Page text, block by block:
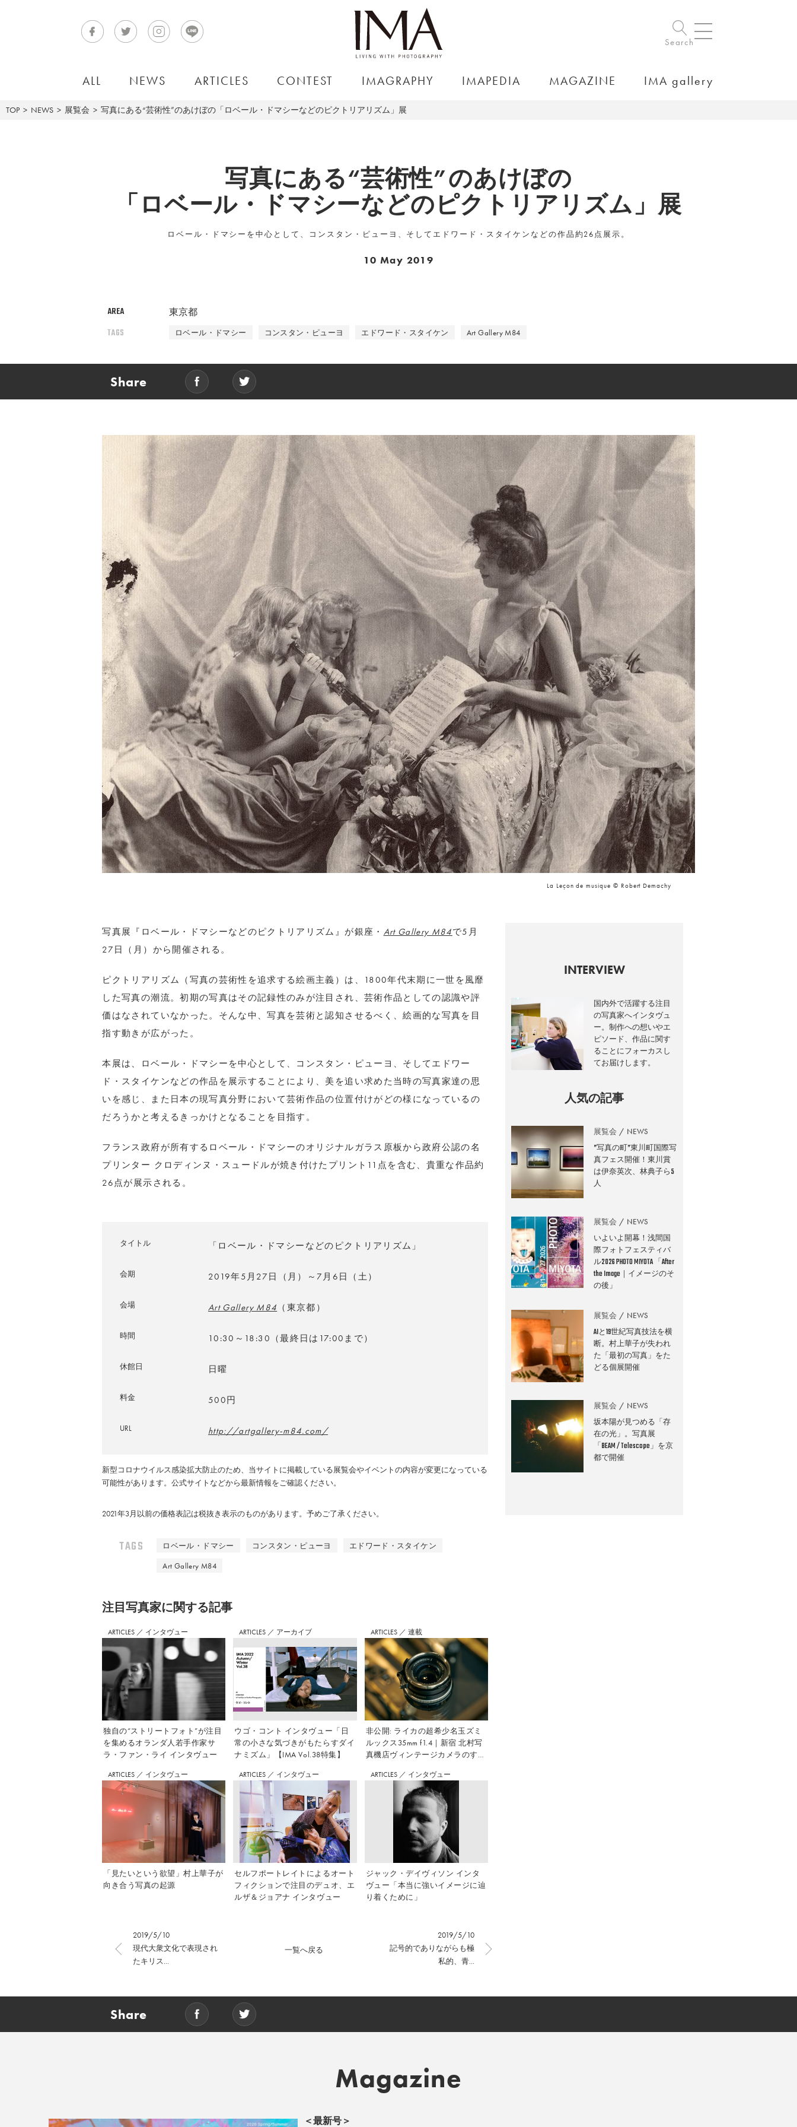
Search
ALL NEWS ARTICLES CONTEST IMAGRAPHY IMAPEDIA MAGAZINE IMA gallery
TOP NEWS 展覧会 写真にある“芸術性”のあけぼの「ロベール・ドマシーなどのピクトリアリズム」展
写真にある“芸術性”のあけぼの
「ロベール・ドマシーなどのピクトリアリズム」展
ロベール・ドマシーを中心として、コンスタン・ピューヨ、そしてエドワード・スタイケンなどの作品約26点展示。
10 May 2019
AREA 東京都
TAGS ロベール・ドマシー コンスタン・ピューヨ エドワード・スタイケン Art Gallery M84
Share
La Leçon de musique © Robert Demachy
写真展『ロベール・ドマシーなどのピクトリアリズム』が銀座・ Art Gallery M84で5月
27日（月）から開催される。
ピクトリアリズム（写真の芸術性を追求する絵画主義）は、1800年代末期に一世を風靡
した写真の潮流。初期の写真はその記録性のみが注目され、芸術作品としての認識や評
価はなされていなかった。そんな中、写真を芸術と認知させるべく、絵画的な写真を目
指す動きが広がった。
本展は、ロベール・ドマシーを中心として、コンスタン・ピューヨ、そしてエドワー
ド・スタイケンなどの作品を展示することにより、美を追い求めた当時の写真家達の思
いを感じ、また日本の現写真分野において芸術作品の位置付けがどの様になっているの
だろうかと考えるきっかけとなることを目指す。
フランス政府が所有するロベール・ドマシーのオリジナルガラス原板から政府公認の名
プリンター クロディンヌ・スュードルが焼き付けたプリント11点を含む、貴重な作品約
26点が展示される。
タイトル 「ロベール・ドマシーなどのピクトリアリズム」
会期 2019年5月27日（月）～7月6日（土）
会場 Art Gallery M84 （東京都）
時間 10:30～18:30（最終日は17:00まで）
休館日 日曜
料金 500円
URL http://artgallery-m84.com/
新型コロナウイルス感染拡大防止のため、当サイトに掲載している展覧会やイベントの内容が変更になっている
可能性があります。公式サイトなどから最新情報をご確認ください。
2021年3月以前の価格表記は税抜き表示のものがあります。予めご了承ください。
TAGS ロベール・ドマシー コンスタン・ピューヨ
エドワード・スタイケン
Art Gallery M84
注⽬写真家に関する記事
ARTICLES ／ インタヴュー
独自の“ストリートフォト”が注目
を集めるオランダ人若手作家サ
ラ・ファン・ライ インタヴュー
ARTICLES ／ アーカイブ
ウゴ・コント インタヴュー「日
常の小さな気づきがもたらすダイ
ナミズム」【IMA Vol.38特集】
ARTICLES ／ 連載
非公開: ライカの超希少名玉ズミ
ルックス35mm f1.4｜新宿 北村写
真機店ヴィンテージカメラのすす
ARTICLES ／ インタヴュー
「見たいという欲望」村上華子が
向き合う写真の起源
ARTICLES ／ インタヴュー
セルフポートレイトによるオート
フィクションで注目のデュオ、エ
ルザ＆ジョアナ インタヴュー
ARTICLES ／ インタヴュー
ジャック・デイヴィソン インタ
ヴュー「本当に強いイメージに辿
り着くために」
2019/5/10
現代大衆文化で表現され
たキリス...
2019/5/10
記号的でありながらも極
私的、青...
一覧へ戻る
INTERVIEW
国内外で活躍する注目
の写真家へインタヴュ
ー。制作への想いやエ
ピソード、作品に関す
ることにフォーカスし
てお届けします。
人気の記事
展覧会 NEWS
”写真の町”東川町国際写
真フェス開催！東川賞
は伊奈英次、林典子ら5
人
展覧会 NEWS
いよいよ開幕！浅間国
際フォトフェスティバ
ル2026 PHOTO MIYOTA 「After
the Image｜イメージのそ
の後」
展覧会 NEWS
AIと19世紀写真技法を横
断。村上華子が失われ
た「最初の写真」をた
どる個展開催
展覧会 NEWS
坂本陽が見つめる「存
在の光」。写真展
「BEAM / Telescope」を京
都で開催
Share
Magazine
＜最新号＞